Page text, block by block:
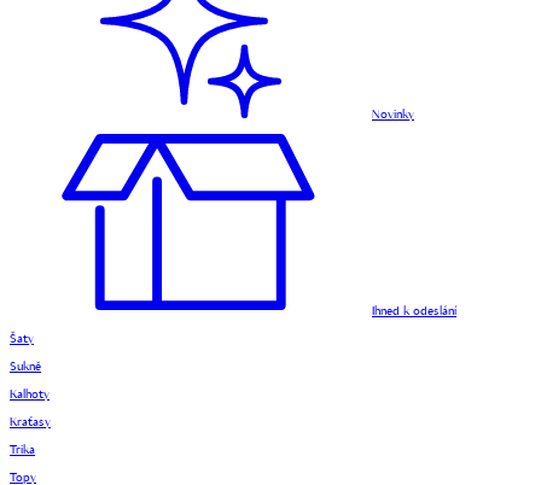
Novinky
Ihned k odeslání
Šaty
Sukně
Kalhoty
Kraťasy
Trika
Topy